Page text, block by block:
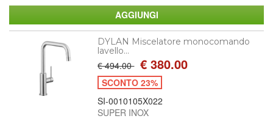
DYLAN Miscelatore monocomando
lavello...
€ 494.00 € 380.00
SCONTO 23%
SI-0010105X022
SUPER INOX